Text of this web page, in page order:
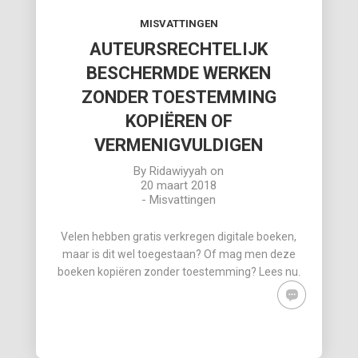
MISVATTINGEN
AUTEURSRECHTELIJK
BESCHERMDE WERKEN
ZONDER TOESTEMMING
KOPIËREN OF
VERMENIGVULDIGEN
ByRidawiyyah on
20 maart 2018
-Misvattingen
Velen hebben gratis verkregen digitale boeken,
maar is dit wel toegestaan? Of mag men deze
boeken kopiëren zonder toestemming? Lees nu.